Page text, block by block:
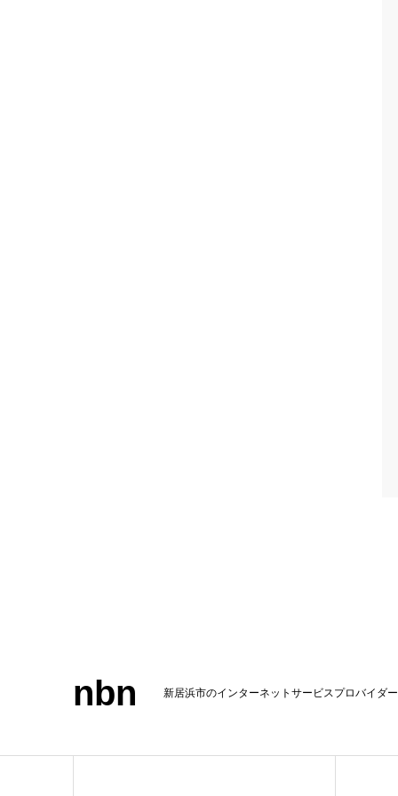
nbn 新居浜市のインターネットサービスプロバイダー